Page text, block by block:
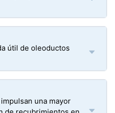
útil de oleoductos
una mayor